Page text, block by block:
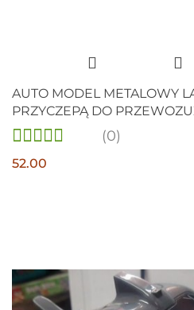
AUTO MODEL METALOWY
PRZYCZEPĄ DO
ŻYRAFY
(0)
52.00